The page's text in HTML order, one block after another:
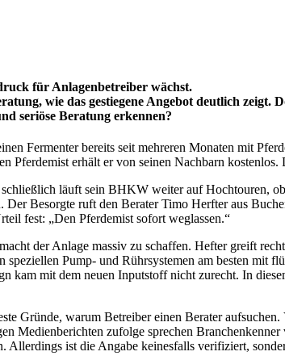
für Anlagenbetreiber wächst.
wie das gestiegene Angebot deutlich zeigt.
seriöse Beratung erkennen?
Fermenter bereits seit mehreren Monaten mit
Pferdemist erhält er von seinen Nachbarn kostenlos.
läuft sein BHKW weiter auf Hochtouren,
Besorgte ruft den Berater Timo Herfter aus
fest: „Den Pferdemist sofort weglassen.“
der Anlage massiv zu schaffen. Hefter greift
Pump- und Rührsystemen am besten mit
kam mit dem neuen Inputstoff nicht zurecht. In
Gründe, warum Betreiber einen Berater
Medienberichten zufolge sprechen Branchenkenner
Allerdings ist die Angabe keinesfalls verifiziert,